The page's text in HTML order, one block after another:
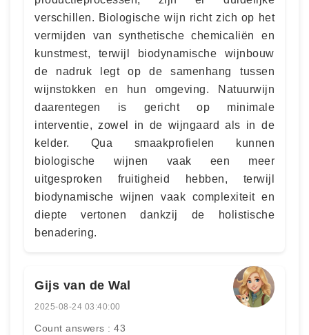
verschillen. Biologische wijn richt zich op het
vermijden van synthetische chemicaliën en
kunstmest, terwijl biodynamische wijnbouw
de nadruk legt op de samenhang tussen
wijnstokken en hun omgeving. Natuurwijn
daarentegen is gericht op minimale
interventie, zowel in de wijngaard als in de
kelder. Qua smaakprofielen kunnen
biologische wijnen vaak een meer
uitgesproken fruitigheid hebben, terwijl
biodynamische wijnen vaak complexiteit en
diepte vertonen dankzij de holistische
benadering.
Gijs van de Wal
2025-08-24 03:40:00
Count answers : 43